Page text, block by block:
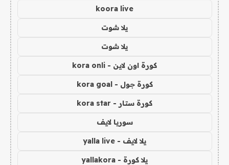
koora live
يلا شوت
يلا شوت
كورة اون لاين - kora onli
كورة جول - kora goal
كورة ستار - kora star
سوريا لايف
يلا لايف - yalla live
يلا كورة - yallakora